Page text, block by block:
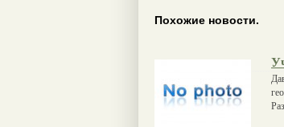
Похожие новости.